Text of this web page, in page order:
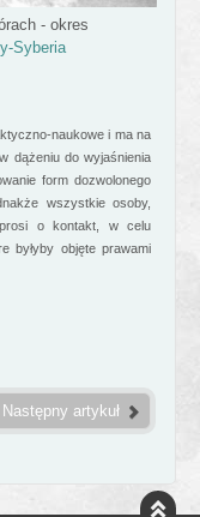
- okres
Syberia
naukowe i ma na
dążeniu do wyjaśnienia
form dozwolonego
wszystkie osoby,
o kontakt, w celu
byłyby objęte prawami
Następny artykuł